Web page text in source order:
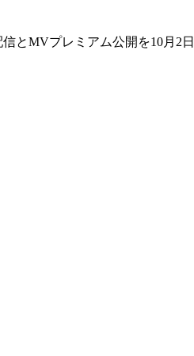
とMVプレミアム公開を10月2